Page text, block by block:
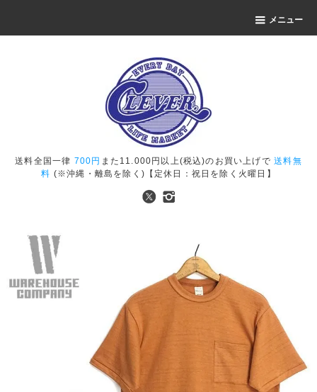
メニュー
送料全国一律 700円 また11.000円以上(税込)のお買い上げで送料無
料 (※沖縄・離島を除く)【定休日：祝日を除く火曜日】